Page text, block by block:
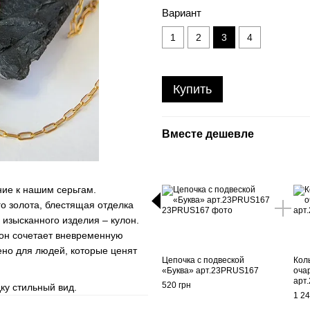
к нашим серьгам.
золота, блестящая отделка
изделия – кулон.
сочетает вневременную
для людей, которые ценят
стильный вид.
Вариант
1 2 3 4
Купить
Вместе дешевле
Цепочка с подвеской
«Буква» арт.23PRUS167
520 грн
1